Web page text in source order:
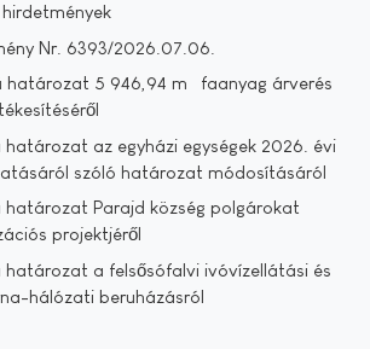
Nr. 6393/2026.07.06.
határozat 5 946,94 m³ faanyag árverés
az egyházi egységek 2026. évi
szóló határozat módosításáról
határozat Parajd község polgárokat
projektjéről
határozat a felsősófalvi ivóvízellátási és
hálózati beruházásról